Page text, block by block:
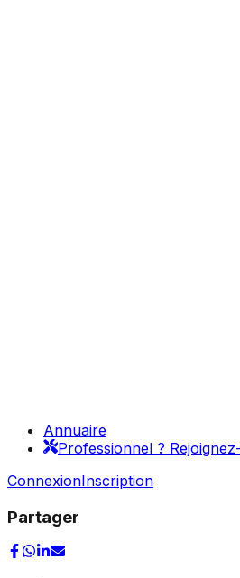
Annuaire
Professionnel ?
ConnexionInscription
Partager